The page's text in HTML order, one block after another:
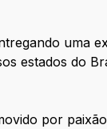
uma
estados do
por